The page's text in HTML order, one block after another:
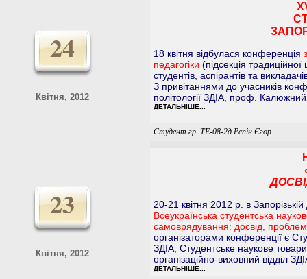
24
Квітня, 2012
18 квітня відбулася конференція
педагогіки (підсекція
студентів, аспірантів та
З привітаннями до учасників
політології ЗДІА, проф.
ДЕТАЛЬНІШЕ...
Студент гр. ТЕ-08-2д Рєпін Єгор
23
Квітня, 2012
20-21 квітня 2012 р. в
Всеукраїнська студентська
самоврядування: досвід,
організаторами конференції є
ЗДІА, Студентське наукове
організаційно-виховний відділ
ДЕТАЛЬНІШЕ...